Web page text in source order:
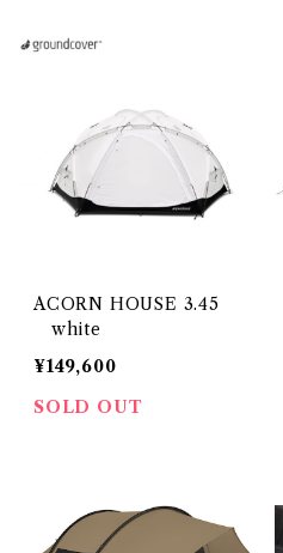
ACORN HOUSE 3.45
white
¥149,600
SOLD OUT